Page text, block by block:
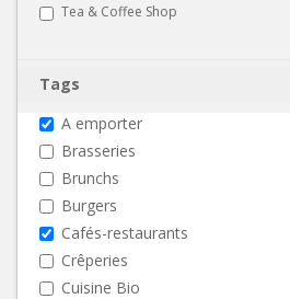
Tea & Coffee Shop
Tags
A emporter
Brasseries
Brunchs
Burgers
Cafés-restaurants
Crêperies
Cuisine Bio